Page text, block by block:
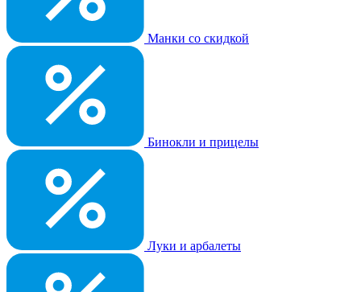
Манки со скидкой
Бинокли и прицелы
Луки и арбалеты